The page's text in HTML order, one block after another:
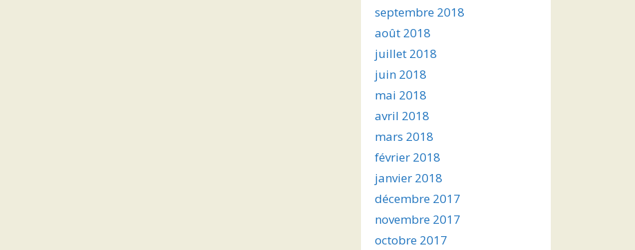
septembre 2018
août 2018
juillet 2018
juin 2018
mai 2018
avril 2018
mars 2018
février 2018
janvier 2018
décembre 2017
novembre 2017
octobre 2017